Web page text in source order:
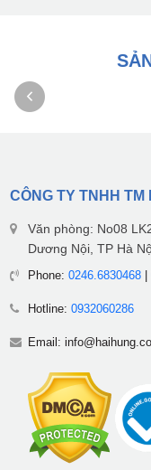
CÔNG TY TNHH
Văn phòng: No08
Dương Nội, TP Hà
Phone: 0246.6830468|
Hotline: 0932060286
Email: